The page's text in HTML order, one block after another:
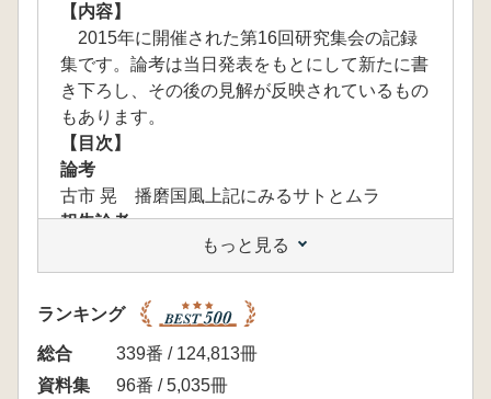
【内容】
2015年に開催された第16回研究集会の記録
集です。論考は当日発表をもとにして新たに書
き下ろし、その後の見解が反映されているもの
もあります。
【目次】
論考
古市 晃 播磨国風上記にみるサトとムラ
報告論考
中久保辰夫 『播磨国風上記』と考古資料が描
く明石郡・美嚢郡の地域社会
藤原光平 考古資料にみる古代の託賀郡・賀毛
清水一文 風土記時代の賀古郡・印南郡
中濱久喜 考古資料からみた飾磨郡・神前郡
もっと見る
ランキング
総合
339番 / 124,813冊
資料集
96番 / 5,035冊